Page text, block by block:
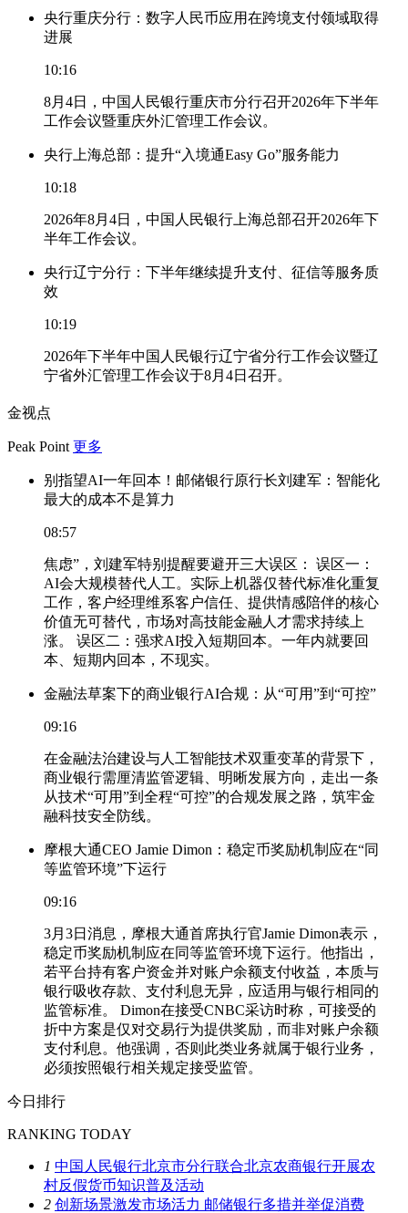
央行重庆分行：数字人民币应用在跨境支付领域取得
进展
10:16
8月4日，中国人民银行重庆市分行召开2026年下半年
工作会议暨重庆外汇管理工作会议。
央行上海总部：提升“入境通Easy Go”服务能力
10:18
2026年8月4日，中国人民银行上海总部召开2026年下
半年工作会议。
央行辽宁分行：下半年继续提升支付、征信等服务质
效
10:19
2026年下半年中国人民银行辽宁省分行工作会议暨辽
宁省外汇管理工作会议于8月4日召开。
金视点
Peak Point 更多
别指望AI一年回本！邮储银行原行长刘建军：智能化
最大的成本不是算力
08:57
焦虑”，刘建军特别提醒要避开三大误区： 误区一：
AI会大规模替代人工。实际上机器仅替代标准化重复
工作，客户经理维系客户信任、提供情感陪伴的核心
价值无可替代，市场对高技能金融人才需求持续上
涨。 误区二：强求AI投入短期回本。一年内就要回
本、短期内回本，不现实。
金融法草案下的商业银行AI合规：从“可用”到“可控”
09:16
在金融法治建设与人工智能技术双重变革的背景下，
商业银行需厘清监管逻辑、明晰发展方向，走出一条
从技术“可用”到全程“可控”的合规发展之路，筑牢金
融科技安全防线。
摩根大通CEO Jamie Dimon：稳定币奖励机制应在“同
等监管环境”下运行
09:16
3月3日消息，摩根大通首席执行官Jamie Dimon表示，
稳定币奖励机制应在同等监管环境下运行。他指出，
若平台持有客户资金并对账户余额支付收益，本质与
银行吸收存款、支付利息无异，应适用与银行相同的
监管标准。 Dimon在接受CNBC采访时称，可接受的
折中方案是仅对交易行为提供奖励，而非对账户余额
支付利息。他强调，否则此类业务就属于银行业务，
必须按照银行相关规定接受监管。
今日排行
RANKING TODAY
1 中国人民银行北京市分行联合北京农商银行开展农
村反假货币知识普及活动
2 创新场景激发市场活力 邮储银行多措并举促消费